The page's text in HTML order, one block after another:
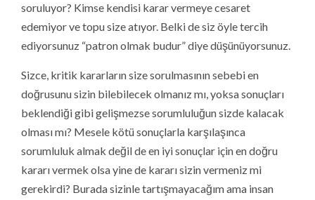
soruluyor? Kimse kendisi karar vermeye cesaret
edemiyor ve topu size atıyor. Belki de siz öyle tercih
ediyorsunuz “patron olmak budur” diye düşünüyorsunuz.
Sizce, kritik kararların size sorulmasının sebebi en
doğrusunu sizin bilebilecek olmanız mı, yoksa sonuçları
beklendiği gibi gelişmezse sorumluluğun sizde kalacak
olması mı? Mesele kötü sonuçlarla karşılaşınca
sorumluluk almak değil de en iyi sonuçlar için en doğru
kararı vermek olsa yine de kararı sizin vermeniz mi
gerekirdi? Burada sizinle tartışmayacağım ama insan